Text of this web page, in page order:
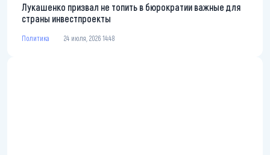
Лукашенко призвал не топить в бюрократии важные для
страны инвестпроекты
Политика 24 июля, 2026 14:48